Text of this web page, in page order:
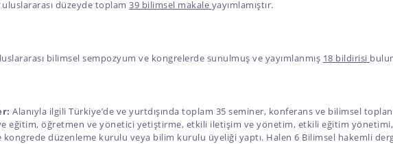
düzeyde toplam 39 bilimsel makale yayımlamıştır.
bilimsel sempozyum ve kongrelerde sunulmuş ve yayımlanmış 18 bildirisi
Alanıyla ilgili Türkiye’de ve yurtdışında toplam 35 seminer, konferans ve bilimsel
eğitim, öğretmen ve yönetici yetiştirme, etkili iletişim ve yönetim, etkili eğitim yönetimi,
kongrede düzenleme kurulu veya bilim kurulu üyeliği yaptı. Halen 6 Bilimsel hakemli